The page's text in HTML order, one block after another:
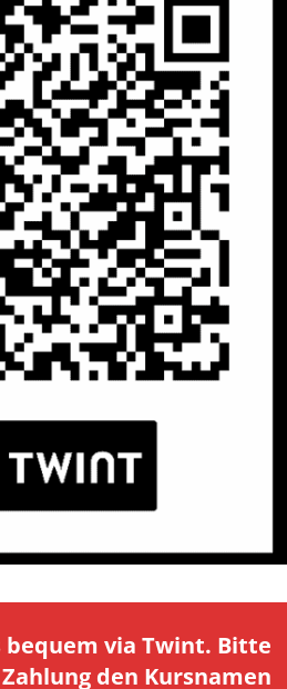
bequem via Twint. Bitte
den Kursnamen